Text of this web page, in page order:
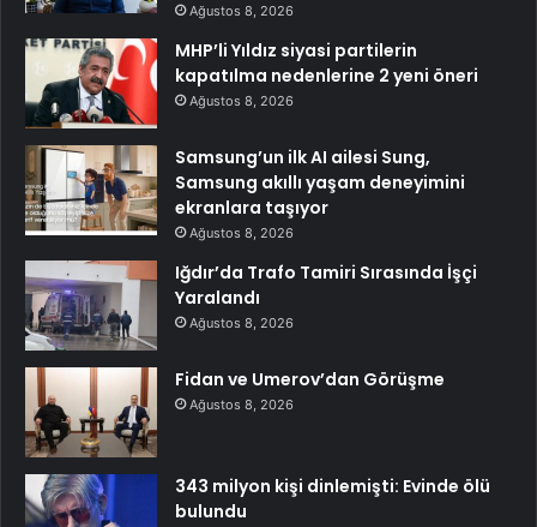
Ağustos 8, 2026
MHP’li Yıldız siyasi partilerin
kapatılma nedenlerine 2 yeni öneri
Ağustos 8, 2026
Samsung’un ilk AI ailesi Sung,
Samsung akıllı yaşam deneyimini
ekranlara taşıyor
Ağustos 8, 2026
Iğdır’da Trafo Tamiri Sırasında İşçi
Yaralandı
Ağustos 8, 2026
Fidan ve Umerov’dan Görüşme
Ağustos 8, 2026
343 milyon kişi dinlemişti: Evinde ölü
bulundu